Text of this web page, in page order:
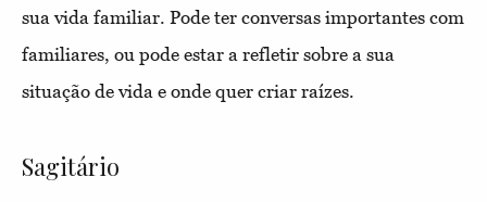
sua vida familiar. Pode ter conversas importantes com
familiares, ou pode estar a refletir sobre a sua
situação de vida e onde quer criar raízes.
Sagitário